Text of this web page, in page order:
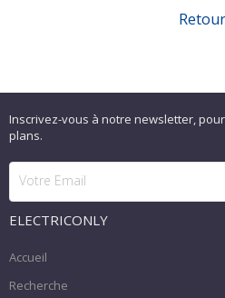
Inscrivez-vous à notre newsletter,
plans.
ELECTRICONLY
Accueil
Recherche